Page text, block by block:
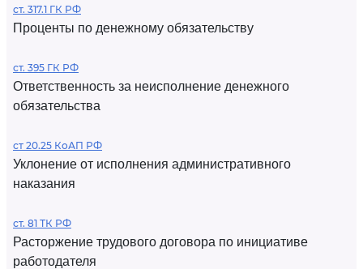
ст. 317.1 ГК РФ
Проценты по денежному обязательству
ст. 395 ГК РФ
Ответственность за неисполнение денежного
обязательства
ст 20.25 КоАП РФ
Уклонение от исполнения административного
наказания
ст. 81 ТК РФ
Расторжение трудового договора по инициативе
работодателя